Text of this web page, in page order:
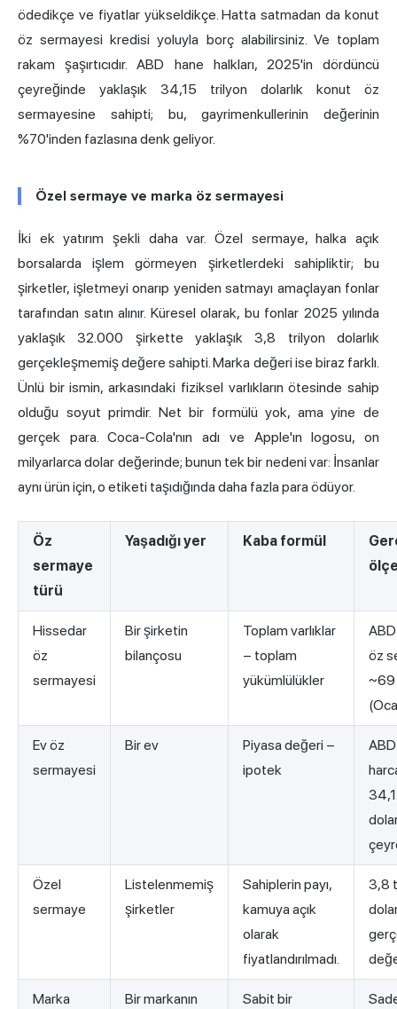
ödedikçe ve fiyatlar yükseldikçe. Hatta satmadan da konut
öz sermayesi kredisi yoluyla borç alabilirsiniz. Ve toplam
rakam şaşırtıcıdır. ABD hane halkları, 2025'in dördüncü
çeyreğinde yaklaşık 34,15 trilyon dolarlık konut öz
sermayesine sahipti; bu, gayrimenkullerinin değerinin
%70'inden fazlasına denk geliyor.
Özel sermaye ve marka öz sermayesi
İki ek yatırım şekli daha var. Özel sermaye, halka açık
borsalarda işlem görmeyen şirketlerdeki sahipliktir; bu
şirketler, işletmeyi onarıp yeniden satmayı amaçlayan fonlar
tarafından satın alınır. Küresel olarak, bu fonlar 2025 yılında
yaklaşık 32.000 şirkette yaklaşık 3,8 trilyon dolarlık
gerçekleşmemiş değere sahipti. Marka değeri ise biraz farklı.
Ünlü bir ismin, arkasındaki fiziksel varlıkların ötesinde sahip
olduğu soyut primdir. Net bir formülü yok, ama yine de
gerçek para. Coca-Cola'nın adı ve Apple'ın logosu, on
milyarlarca dolar değerinde; bunun tek bir nedeni var: İnsanlar
aynı ürün için, o etiketi taşıdığında daha fazla para ödüyor.
Öz
sermaye
türü
Yaşadığı yer Kaba formül
Hissedar
öz
sermayesi
Bir şirketin
bilançosu
Toplam varlıklar
− toplam
yükümlülükler
öz
~69
Ev öz
sermayesi
Bir ev
Piyasa değeri −
ipotek
Özel
sermaye
Listelenmemiş
şirketler
Sahiplerin payı,
kamuya açık
olarak
fiyatlandırılmadı.
3,8
Marka
Bir markanın
Sabit bir